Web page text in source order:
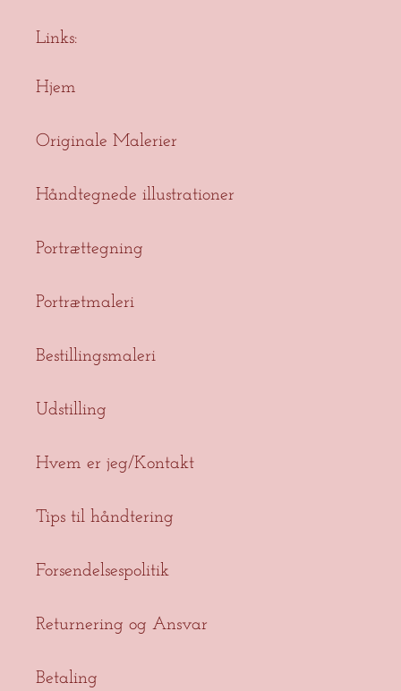
Links:
Hjem
Originale Malerier
Håndtegnede illustrationer
Portrættegning
Portrætmaleri
Bestillingsmaleri
Udstilling
Hvem er jeg/Kontakt
Tips til håndtering
Forsendelsespolitik
Returnering og Ansvar
Betaling